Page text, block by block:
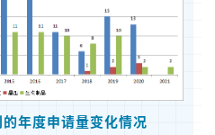
年度申请量变化情况